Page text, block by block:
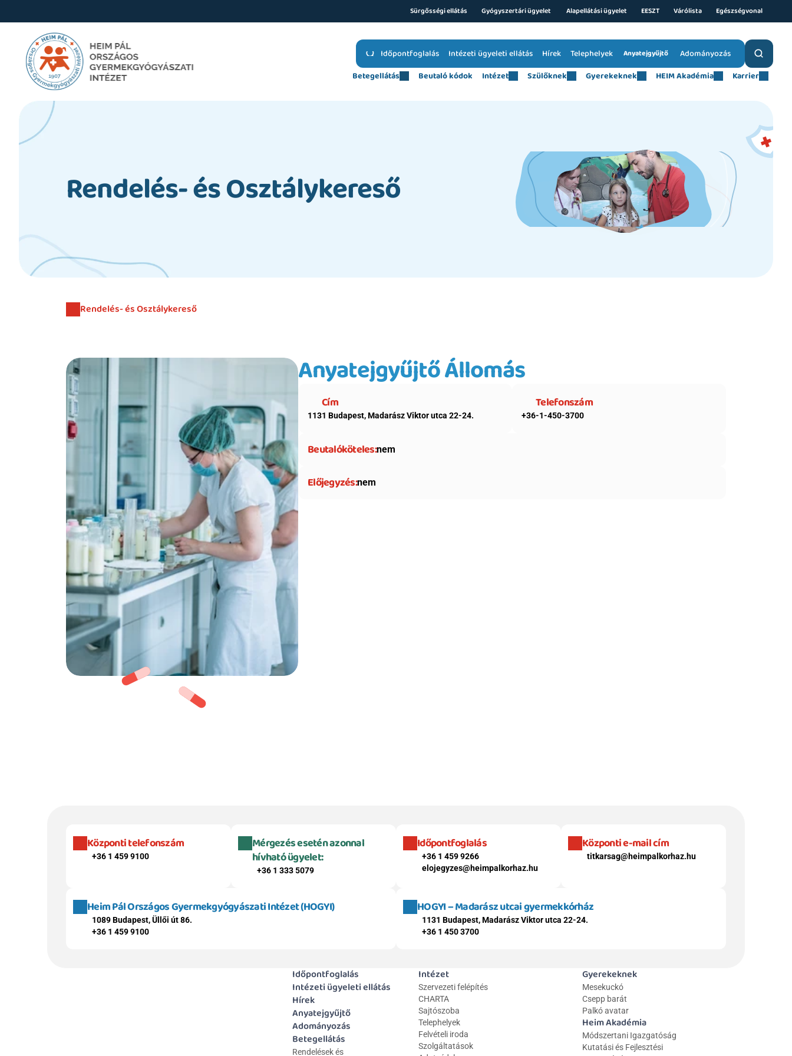
Sürgősségi ellátás Gyógyszertári ügyelet Alapellátási ügyelet EESZT Várólista Egészségvonal
Időpontfoglalás Intézeti ügyeleti ellátás Telephelyek Anyatejgyűjtő Adományozás
Hírek
Betegellátás
Beutaló kódok Intézet Szülőknek Gyerekeknek HEIM Akadémia Karrier
Rendelés- és Osztálykereső
Rendelés- és Osztálykereső
Anyatejgyűjtő Állomás
Cím
1131 Budapest, Madarász Viktor utca 22-24.
Telefonszám
+36-1-450-3700
Beutalóköteles:nem
Előjegyzés:nem
Központi telefonszám
+36 1 459 9100
Mérgezés esetén azonnal
hívható ügyelet:
+36 1 333 5079
Időpontfoglalás
+36 1 459 9266
elojegyzes@heimpalkorhaz.hu
Központi e-mail cím
titkarsag@heimpalkorhaz.hu
Heim Pál Országos Gyermekgyógyászati Intézet (HOGYI)
1089 Budapest, Üllői út 86.
+36 1 459 9100
HOGYI – Madarász utcai gyermekkórház
1131 Budapest, Madarász Viktor utca 22-24.
+36 1 450 3700
Időpontfoglalás
Intézeti ügyeleti ellátás
Hírek
Anyatejgyűjtő
Adományozás
Betegellátás
Rendelések és
Intézet
Szervezeti felépítés
CHARTA
Sajtószoba
Telephelyek
Felvételi iroda
Szolgáltatások
Gyerekeknek
Mesekuckó
Csepp barát
Palkó avatar
Heim Akadémia
Módszertani Igazgatóság
Kutatási és Fejlesztési